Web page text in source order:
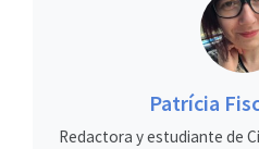
Patrícia
Redactora y estudiante de